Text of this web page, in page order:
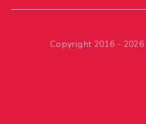
Copyright 2016 -